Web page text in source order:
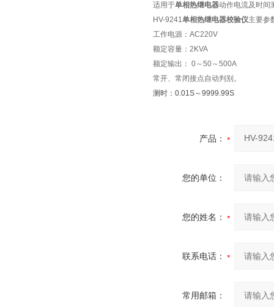
适用于单相热继电器动作电流及时间
HV-9241单相热继电器校验仪主要参
工作电源：AC220V
额定容量：2KVA
额定输出： 0～50～500A
常开、常闭接点自动判别。
测时：0.01S～9999.99S
产品：
您的单位：
您的姓名：
联系电话：
常用邮箱：